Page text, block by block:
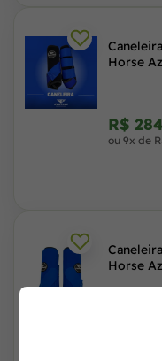
Horse
R$
ou 9x de
Horse
R$
ou 9x de